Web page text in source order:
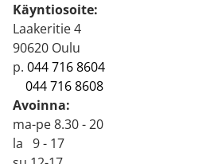
Käyntiosoite:
Laakeritie 4
90620 Oulu
p. 044 716 8604
044 716 8608
Avoinna:
ma-pe 8.30 - 20
la 9 - 17